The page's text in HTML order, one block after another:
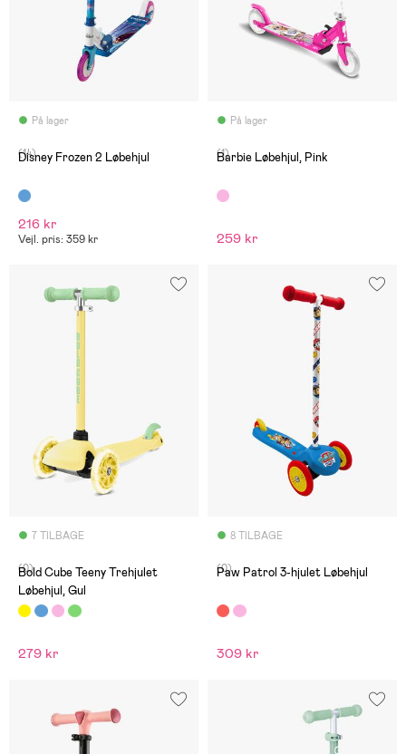
På lager
(14)
Disney Frozen 2 Løbehjul
216 kr
Vejl. pris: 359 kr
På lager
(1)
Barbie Løbehjul, Pink
259 kr
7 TILBAGE
(0)
Bold Cube Teeny Trehjulet
Løbehjul, Gul
279 kr
8 TILBAGE
(0)
Paw Patrol 3-hjulet Løbehjul
309 kr